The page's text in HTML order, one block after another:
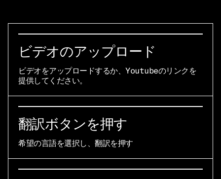
ビデオのアップロード
ビデオをアップロードするか、Youtubeのリンクを
提供してください。
翻訳ボタンを押す
希望の言語を選択し、翻訳を押す